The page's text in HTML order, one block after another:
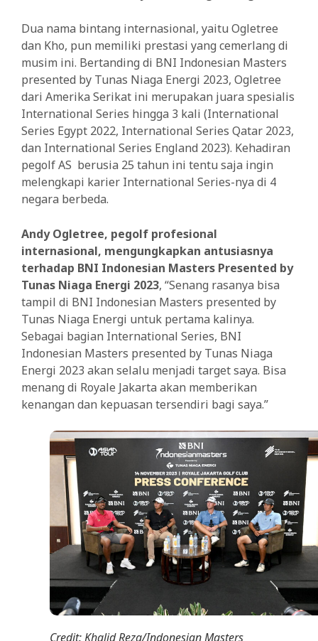
Dua nama bintang internasional, yaitu Ogletree
dan Kho, pun memiliki prestasi yang cemerlang di
musim ini. Bertanding di BNI Indonesian Masters
presented by Tunas Niaga Energi 2023, Ogletree
dari Amerika Serikat ini merupakan juara spesialis
International Series hingga 3 kali (International
Series Egypt 2022, International Series Qatar 2023,
dan International Series England 2023). Kehadiran
pegolf AS berusia 25 tahun ini tentu saja ingin
melengkapi karier International Series-nya di 4
negara berbeda.
Andy Ogletree, pegolf profesional
internasional, mengungkapkan antusiasnya
terhadap BNI Indonesian Masters Presented by
Tunas Niaga Energi 2023, “Senang rasanya bisa
tampil di BNI Indonesian Masters presented by
Tunas Niaga Energi untuk pertama kalinya.
Sebagai bagian International Series, BNI
Indonesian Masters presented by Tunas Niaga
Energi 2023 akan selalu menjadi target saya. Bisa
menang di Royale Jakarta akan memberikan
kenangan dan kepuasan tersendiri bagi saya.”
Credit: Khalid Reza/Indonesian Masters